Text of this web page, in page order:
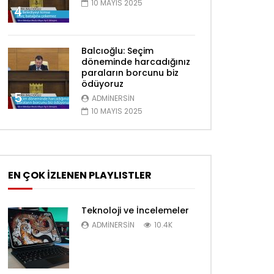
4
10 MAYIS 2025
5
Balcıoğlu: Seçim
döneminde harcadığınız
paraların borcunu biz
ödüyoruz
ADMINERSIN
10 MAYIS 2025
EN ÇOK İZLENEN PLAYLISTLER
Teknoloji ve İncelemeler
ADMINERSIN 10.4K